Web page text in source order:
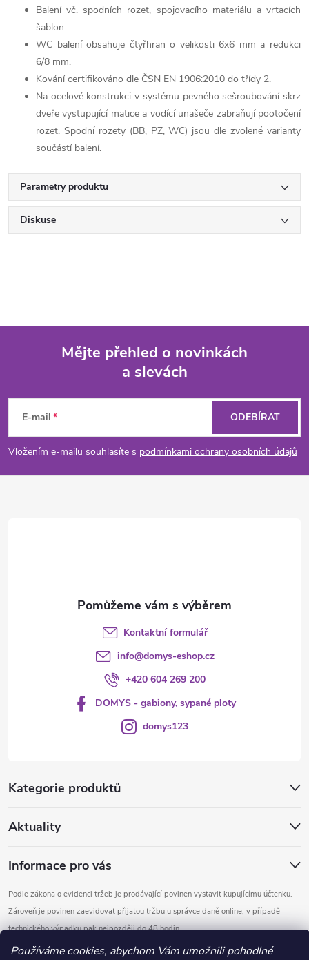
Používáme cookies, abychom Vám umožnili pohodlné
Balení vč. spodních rozet, spojovacího materiálu a vrtacích
šablon.
WC balení obsahuje čtyřhran o velikosti 6x6 mm a redukci
6/8 mm.
Kování certifikováno dle ČSN EN 1906:2010 do třídy 2.
Na ocelové konstrukci v systému pevného sešroubování skrz
dveře vystupující matice a vodící unašeče zabraňují pootočení
rozet. Spodní rozety (BB, PZ, WC) jsou dle zvolené varianty
součástí balení.
Parametry produktu
Diskuse
p
a
Mějte přehled o novinkách
a slevách
E-mail
Vložením e-mailu souhlasíte s podmínkami ochrany osobních údajů
ODEBÍRAT
Kategorie produktů
Aktuality
Informace pro vás
Podle zákona o evidenci tržeb je prodávající povinen vystavit kupujícímu účtenku.
Zároveň je povinen zaevidovat přijatou tržbu u správce daně online; v případě
technického výpadku pak nejpozději do 48 hodin.
Kontaktní formulář
info@domys-eshop.cz
+420 604 269 200
DOMYS - gabiony, sypané ploty
domys123